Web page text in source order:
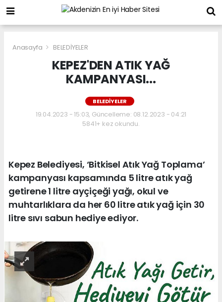
Anasayfa BELEDİYELER
KEPEZ'DEN ATIK YAĞ
KAMPANYASI...
BELEDİYELER
19.04.2023 - 15:03, Güncelleme: 08.12.2023 - 04:21
5841+ kez okundu.
Kepez Belediyesi, ‘Bitkisel Atık Yağ Toplama’
kampanyası kapsamında 5 litre atık yağ
getirene 1 litre ayçiçeği yağı, okul ve
muhtarlıklara da her 60 litre atık yağ için 30
litre sıvı sabun hediye ediyor.